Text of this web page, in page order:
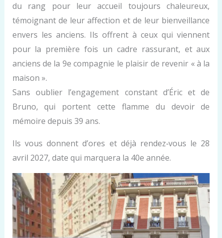
du rang pour leur accueil toujours chaleureux,
témoignant de leur affection et de leur bienveillance
envers les anciens. Ils offrent à ceux qui viennent
pour la première fois un cadre rassurant, et aux
anciens de la 9e compagnie le plaisir de revenir « à la
maison ».
Sans oublier l’engagement constant d’Éric et de
Bruno, qui portent cette flamme du devoir de
mémoire depuis 39 ans.
Ils vous donnent d’ores et déjà rendez‑vous le 28
avril 2027, date qui marquera la 40e année.